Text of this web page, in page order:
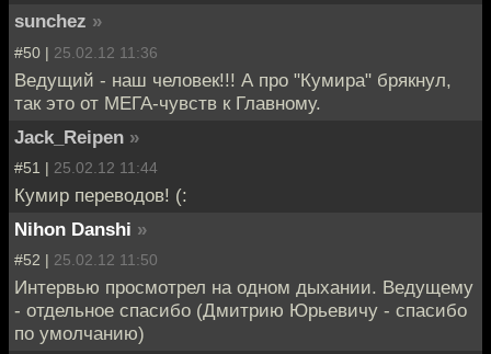
sunchez »
#50 | 25.02.12 11:36
Ведущий - наш человек!!! А про "Кумира" брякнул,
так это от МЕГА-чувств к Главному.
Jack_Reipen »
#51 | 25.02.12 11:44
Кумир переводов! (:
Nihon Danshi »
#52 | 25.02.12 11:50
Интервью просмотрел на одном дыхании. Ведущему
- отдельное спасибо (Дмитрию Юрьевичу - спасибо
по умолчанию)